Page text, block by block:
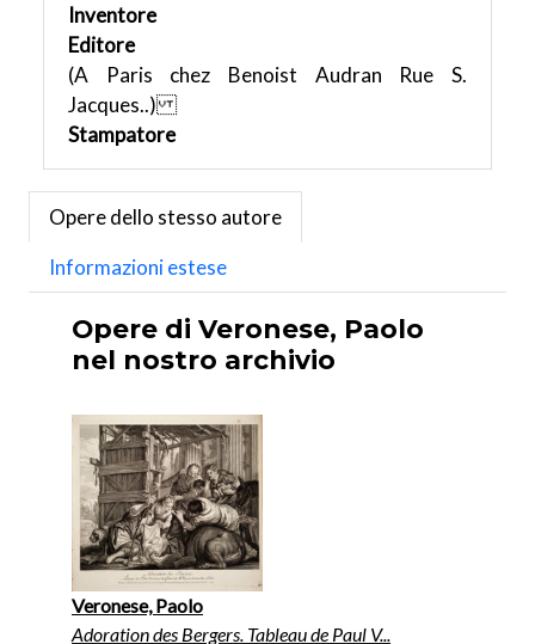
Inventore
Editore
(A Paris chez Benoist Audran Rue S.
Jacques..)
Stampatore
Opere dello stesso autore
Informazioni estese
Opere di Veronese, Paolo
nel nostro archivio
Veronese, Paolo
Adoration des Bergers. Tableau de Paul V...